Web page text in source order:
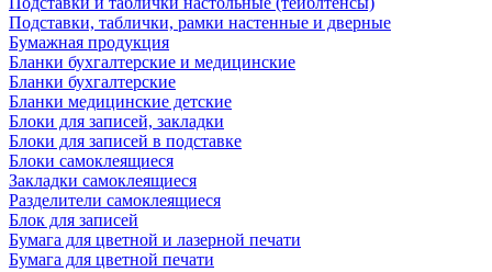
Подставки, таблички, рамки настенные и дверные
Бумажная продукция
Бланки бухгалтерские и медицинские
Бланки бухгалтерские
Бланки медицинские детские
Блоки для записей, закладки
Блоки для записей в подставке
Блоки самоклеящиеся
Закладки самоклеящиеся
Разделители самоклеящиеся
Блок для записей
Бумага для цветной и лазерной печати
Бумага для цветной печати